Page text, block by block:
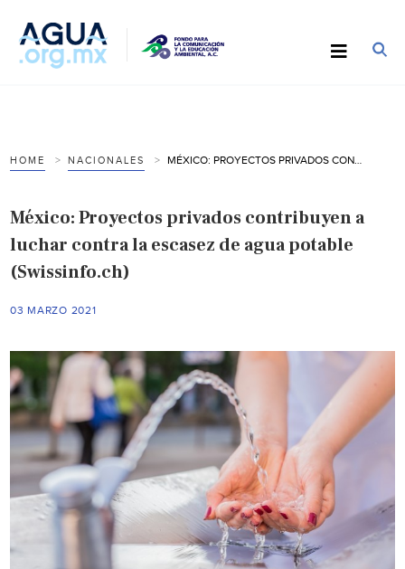
HOME NACIONALES
México: Proyectos privados contribuyen a
luchar contra la escasez de agua potable
(Swissinfo.ch)
03 MARZO 2021